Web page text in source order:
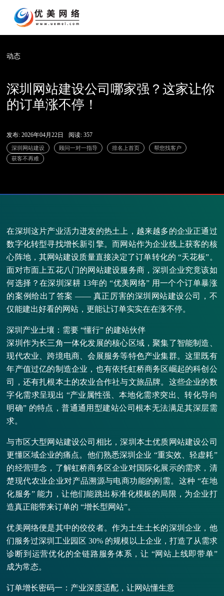
动态
深圳网站建设公司哪家强？这家让你
的订单涨不停！
发布: 2026年04月22日 阅读: 357
深圳网站建设
在深圳这片产业活力迸发的热土上，越来越多的企业正通过
数字化转型寻找增长新引擎。而网站作为企业线上获客的核
心阵地，其网站建设质量直接决定了订单转化的 “天花板”。
面对市面上五花八门的网站建设服务商，深圳企业究竟该如
何选择？在深圳深耕 13年的 “优美网络” 用一个个订单暴涨
的案例给出了答案 —— 真正厉害的深圳网站建设公司，不
仅能建出好看的网站，更能让订单实实在在涨不停。
深圳产业土壤：需要 “懂行” 的建站伙伴
深圳作为长三角一体化发展的核心区域，聚集了智能制造、
现代农业、跨境电商、会展服务等特色产业集群。这里既有
年产值过亿的制造企业，也有依托虹桥商务区崛起的科创公
司，还有扎根本土的农业合作社与文旅品牌。这些企业的数
字化需求呈现出 “产业属性强、本地化需求突出、转化导向
明确” 的特点，普通通用型建站公司根本无法满足其深层需
求。
与市区大型网站建设公司相比，深圳本土优质网站建设公司
更懂区域企业的痛点。他们熟悉深圳企业 “重实效、轻虚耗”
的经营理念，了解虹桥商务区企业对国际化展示的需求，清
楚现代农业企业对产品溯源与电商功能的刚需。这种 “在地
化服务” 能力，让他们能跳出标准化模板的局限，为企业打
造真正能带来订单的 “增长型网站”。
优美网络便是其中的佼佼者。作为土生土长的深圳企业，他
们服务过深圳工业园区 30% 的规模以上企业，打造了从需求
诊断到运营优化的全链路服务体系，让 “网站上线即带单”
成为常态。
订单增长密码一：产业深度适配，让网站懂生意